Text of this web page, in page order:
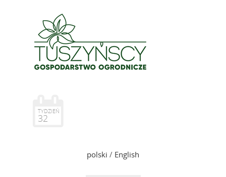
TYDZIEŃ
32
polski / English